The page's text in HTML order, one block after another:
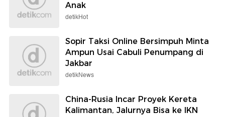
Anak
detikHot
Sopir Taksi Online Bersimpuh Minta
Ampun Usai Cabuli Penumpang di
Jakbar
detikNews
China-Rusia Incar Proyek Kereta
Kalimantan, Jalurnya Bisa ke IKN